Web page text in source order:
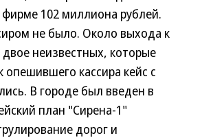
102 миллиона рублей.
не было. Около выхода к
неизвестных, которые
опешившего кассира кейс с
В городе был введен в
план "Сирена-1"
дорог и